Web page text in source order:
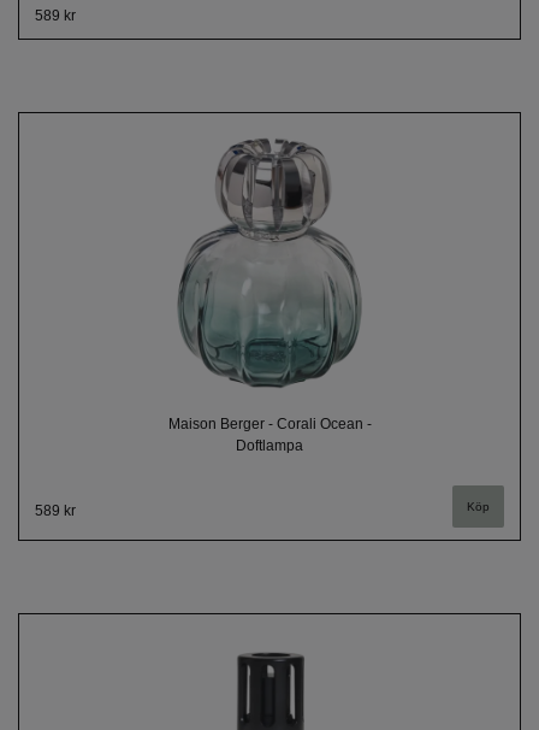
589 kr
Maison Berger - Corali Ocean -
Doftlampa
589 kr